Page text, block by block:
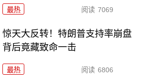
最热 阅读 7069
惊天大反转！特朗普支持率崩盘
背后竟藏致命一击
最热 阅读 6806